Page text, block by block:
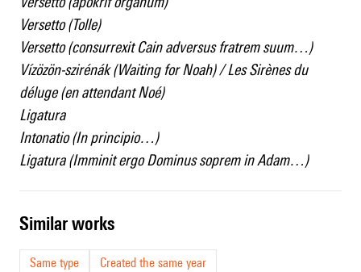
Versetto (Tolle)
Versetto (consurrexit Cain adversus fratrem suum…)
Vízözön-szirénák (Waiting for Noah) / Les Sirènes du
déluge (en attendant Noé)
Ligatura
Intonatio (In principio…)
Ligatura (Imminit ergo Dominus soprem in Adam…)
similar works
Same type
Created the same year